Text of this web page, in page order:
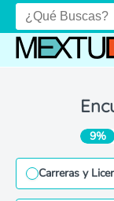
9%
Carreras y